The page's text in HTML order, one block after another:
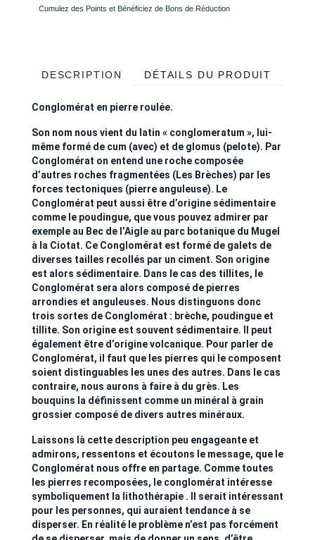
Cumulez des Points et Bénéficiez de Bons de Réduction
DESCRIPTION DÉTAILS DU PRODUIT
Conglomérat en pierre roulée.
Son nom nous vient du latin « conglomeratum », lui-
même formé de cum (avec) et de glomus (pelote). Par
Conglomérat on entend une roche composée
d’autres roches fragmentées (Les Brèches) par les
forces tectoniques (pierre anguleuse). Le
Conglomérat peut aussi être d’origine sédimentaire
comme le poudingue, que vous pouvez admirer par
exemple au Bec de l’Aigle au parc botanique du Mugel
à la Ciotat. Ce Conglomérat est formé de galets de
diverses tailles recollés par un ciment. Son origine
est alors sédimentaire. Dans le cas des tillites, le
Conglomérat sera alors composé de pierres
arrondies et anguleuses. Nous distinguons donc
trois sortes de Conglomérat : brèche, poudingue et
tillite. Son origine est souvent sédimentaire. Il peut
également être d’origine volcanique. Pour parler de
Conglomérat, il faut que les pierres qui le composent
soient distinguables les unes des autres. Dans le cas
contraire, nous aurons à faire à du grès. Les
bouquins la définissent comme un minéral à grain
grossier composé de divers autres minéraux.
Laissons là cette description peu engageante et
admirons, ressentons et écoutons le message, que le
Conglomérat nous offre en partage. Comme toutes
les pierres recomposées, le conglomérat intéresse
symboliquement la lithothérapie . Il serait intéressant
pour les personnes, qui auraient tendance à se
disperser. En réalité le problème n’est pas forcément